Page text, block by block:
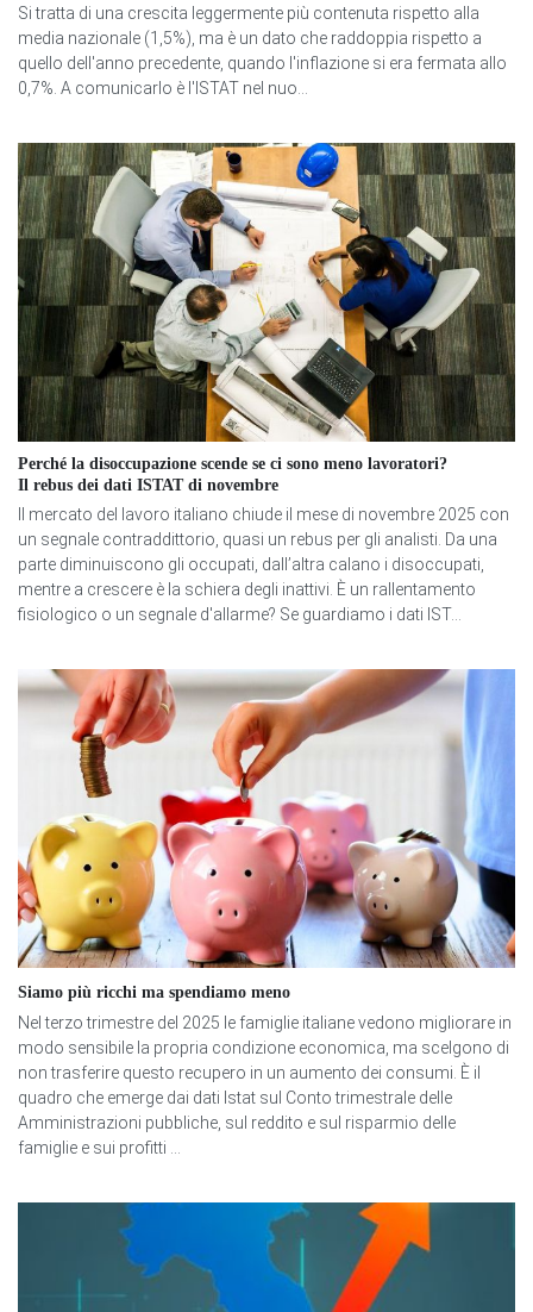
Si tratta di una crescita leggermente più contenuta rispetto alla
media nazionale (1,5%), ma è un dato che raddoppia rispetto a
quello dell'anno precedente, quando l'inflazione si era fermata allo
0,7%. A comunicarlo è l'ISTAT nel nuo...
Perché la disoccupazione scende se ci sono meno lavoratori?
Il rebus dei dati ISTAT di novembre
Il mercato del lavoro italiano chiude il mese di novembre 2025 con
un segnale contraddittorio, quasi un rebus per gli analisti. Da una
parte diminuiscono gli occupati, dall’altra calano i disoccupati,
mentre a crescere è la schiera degli inattivi. È un rallentamento
fisiologico o un segnale d'allarme? Se guardiamo i dati IST...
Siamo più ricchi ma spendiamo meno
Nel terzo trimestre del 2025 le famiglie italiane vedono migliorare in
modo sensibile la propria condizione economica, ma scelgono di
non trasferire questo recupero in un aumento dei consumi. È il
quadro che emerge dai dati Istat sul Conto trimestrale delle
Amministrazioni pubbliche, sul reddito e sul risparmio delle
famiglie e sui profitti ...